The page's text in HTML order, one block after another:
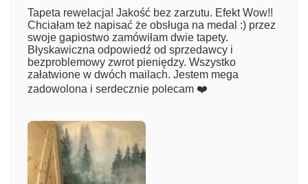
Numer zamówienia
Imię
Tapeta rewelacja! Jakość bez zarzutu. Efekt Wow!!
Chciałam też napisać że obsługa na medal :) przez
swoje gapiostwo zamówiłam dwie tapety.
Błyskawiczna odpowiedź od sprzedawcy i
bezproblemowy zwrot pieniędzy. Wszystko
załatwione w dwóch mailach. Jestem mega
zadowolona i serdecznie polecam ❤️